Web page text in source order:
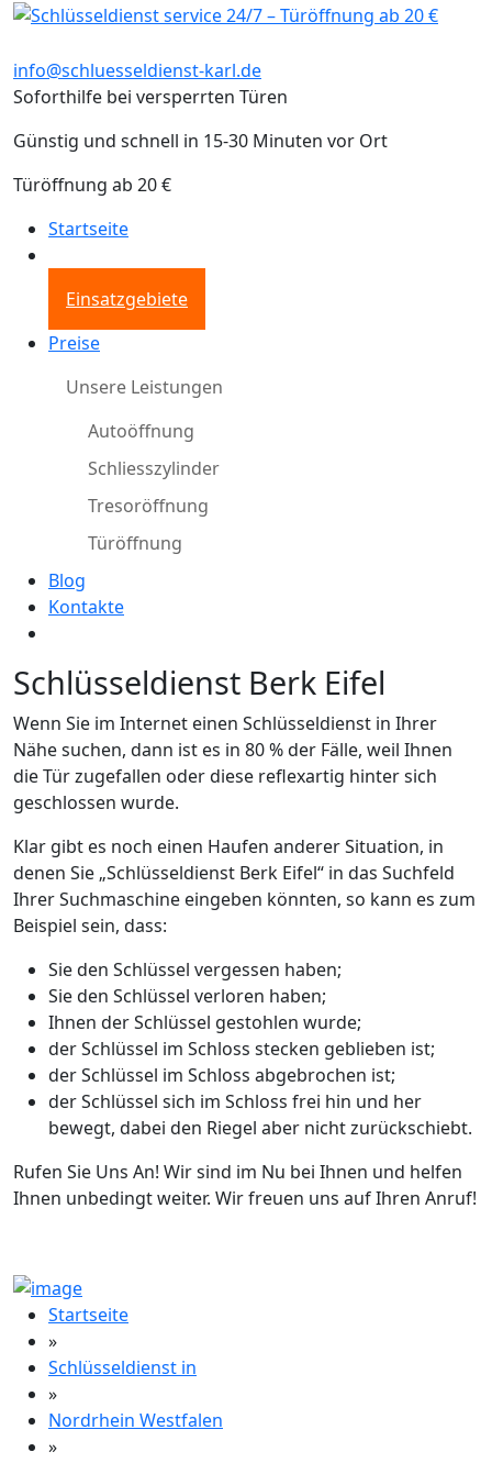
info@schluesseldienst-karl.de
Soforthilfe bei versperrten Türen
Günstig und schnell in 15-30 Minuten vor Ort
Türöffnung ab 20 €
Startseite
Einsatzgebiete
Preise
Unsere Leistungen
Autoöffnung
Schliesszylinder
Tresoröffnung
Türöffnung
Blog
Kontakte
Schlüsseldienst Berk Eifel
Wenn Sie im Internet einen Schlüsseldienst in Ihrer
Nähe suchen, dann ist es in 80 % der Fälle, weil Ihnen
die Tür zugefallen oder diese reflexartig hinter sich
geschlossen wurde.
Klar gibt es noch einen Haufen anderer Situation, in
denen Sie „Schlüsseldienst Berk Eifel“ in das Suchfeld
Ihrer Suchmaschine eingeben könnten, so kann es zum
Beispiel sein, dass:
Sie den Schlüssel vergessen haben;
Sie den Schlüssel verloren haben;
Ihnen der Schlüssel gestohlen wurde;
der Schlüssel im Schloss stecken geblieben ist;
der Schlüssel im Schloss abgebrochen ist;
der Schlüssel sich im Schloss frei hin und her
bewegt, dabei den Riegel aber nicht zurückschiebt.
Rufen Sie Uns An! Wir sind im Nu bei Ihnen und helfen
Ihnen unbedingt weiter. Wir freuen uns auf Ihren Anruf!
Startseite
»
Schlüsseldienst in
»
Nordrhein Westfalen
»